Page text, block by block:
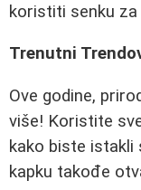
koristiti senku
Trenutni
Ove godine,
više! Koristite
kako biste istakli
kapku takođe